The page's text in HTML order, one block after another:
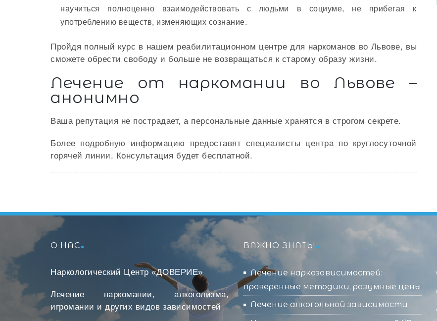
научиться полноценно взаимодействовать с людьми в социуме, не прибегая к
употреблению веществ, изменяющих сознание.
Пройдя полный курс в нашем реабилитационном центре для наркоманов во Львове, вы
сможете обрести свободу и больше не возвращаться к старому образу жизни.
Лечение от наркомании во Львове –
анонимно
Ваша репутация не пострадает, а персональные данные хранятся в строгом секрете.
Более подробную информацию предоставят специалисты центра по круглосуточной
горячей линии. Консультация будет бесплатной.
О НАС
Наркологический Центр «ДОВЕРИЕ»
Лечение наркомании, алкоголизма,
игромании и других видов зависимостей
ВАЖНО ЗНАТЬ!
Лечение наркозависимостей:
проверенные методики, разумные цены
Лечение алкогольной зависимости